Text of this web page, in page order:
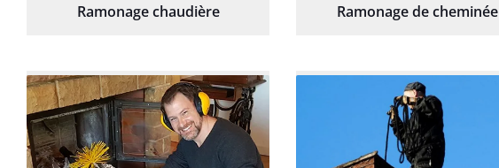
Ramonage chaudière Ramonage de cheminée